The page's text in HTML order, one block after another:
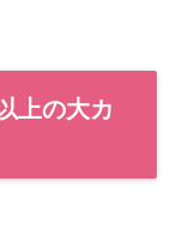
上の大カ